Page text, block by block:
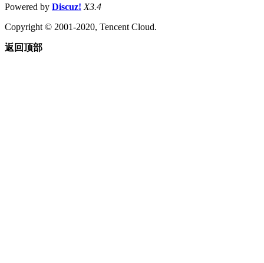
Powered by Discuz! X3.4
Copyright © 2001-2020, Tencent Cloud.
返回顶部